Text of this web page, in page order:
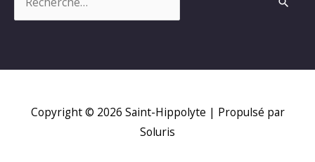
Copyright © 2026 Saint-Hippolyte | Propulsé par
Soluris